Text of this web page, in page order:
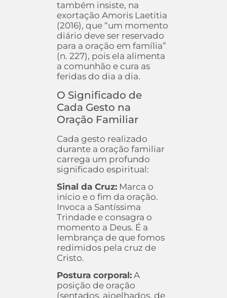
também insiste, na
exortação Amoris Laetitia
(2016), que “um momento
diário deve ser reservado
para a oração em família”
(n. 227), pois ela alimenta
a comunhão e cura as
feridas do dia a dia.
O Significado de
Cada Gesto na
Oração Familiar
Cada gesto realizado
durante a oração familiar
carrega um profundo
significado espiritual:
Sinal da Cruz:Marca o
início e o fim da oração.
Invoca a Santíssima
Trindade e consagra o
momento a Deus. É a
lembrança de que fomos
redimidos pela cruz de
Cristo.
Postura corporal:A
posição de oração
(sentados, ajoelhados, de